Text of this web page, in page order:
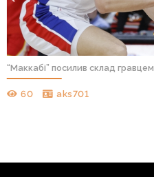
“Маккабі” посилив склад
60 aks701